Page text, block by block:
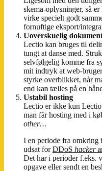
skema-oplysninger, så
virke specielt godt
fornuftige eksport/
Uoverskuelig
Lectio kan bruges til
tungt at danse med.
selvfølgelig komme fra
mit indtryk at web-
styrke overblikket, når
end kan tælles på en
Ustabil hosting
Lectio er ikke kun
man får hosting med i
other…
I en periode fra omkring
udsat forDDoS hacker
Det har i perioder f.eks.
opgave eller sendt en